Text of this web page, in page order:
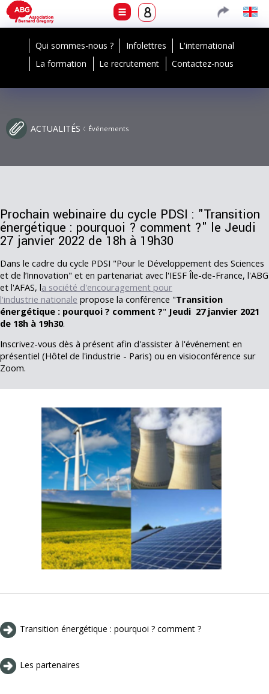
Qui sommes-nous ? Infolettres
L'international
La formation
Le recrutement Contactez-nous
ACTUALITÉS Événements
Prochain webinaire du cycle PDSI : "Transition
énergétique : pourquoi ? comment ?" le Jeudi
27 janvier 2022 de 18h à 19h30
Dans le cadre du cycle PDSI "Pour le Développement des Sciences
et de l’Innovation" et en partenariat avec l'IESF Île-de-France, l'ABG
et l'AFAS, la société d'encouragement pour
l'industrie nationale propose la conférence "Transition
énergétique : pourquoi ? comment ?" Jeudi 27 janvier 2021
de 18h à 19h30.
Inscrivez-vous dès à présent afin d'assister à l'événement en
présentiel (Hôtel de l'industrie - Paris) ou en visioconférence sur
Zoom.
Transition énergétique : pourquoi ? comment ?
Les partenaires